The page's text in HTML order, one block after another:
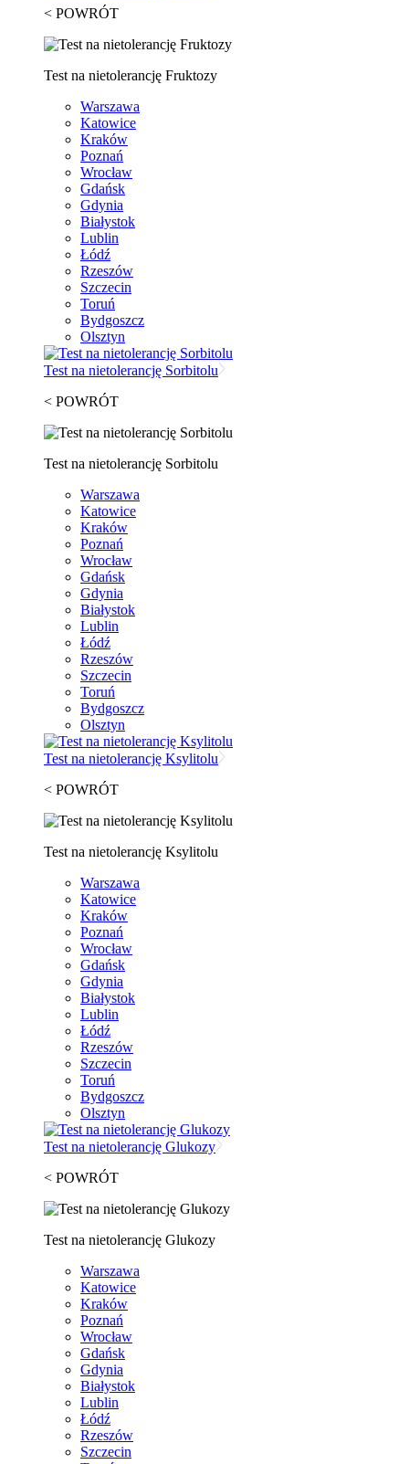
< POWRÓT
Test na nietolerancję Fruktozy
Warszawa
Katowice
Kraków
Poznań
Wrocław
Gdańsk
Gdynia
Białystok
Lublin
Łódź
Rzeszów
Szczecin
Toruń
Bydgoszcz
Olsztyn
Test na nietolerancję Sorbitolu
< POWRÓT
Test na nietolerancję Sorbitolu
Warszawa
Katowice
Kraków
Poznań
Wrocław
Gdańsk
Gdynia
Białystok
Lublin
Łódź
Rzeszów
Szczecin
Toruń
Bydgoszcz
Olsztyn
Test na nietolerancję Ksylitolu
< POWRÓT
Test na nietolerancję Ksylitolu
Warszawa
Katowice
Kraków
Poznań
Wrocław
Gdańsk
Gdynia
Białystok
Lublin
Łódź
Rzeszów
Szczecin
Toruń
Bydgoszcz
Olsztyn
Test na nietolerancję Glukozy
< POWRÓT
Test na nietolerancję Glukozy
Warszawa
Katowice
Kraków
Poznań
Wrocław
Gdańsk
Gdynia
Białystok
Lublin
Łódź
Rzeszów
Szczecin